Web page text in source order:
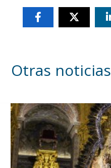
Otras noticias